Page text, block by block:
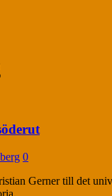
0
Gerner till det